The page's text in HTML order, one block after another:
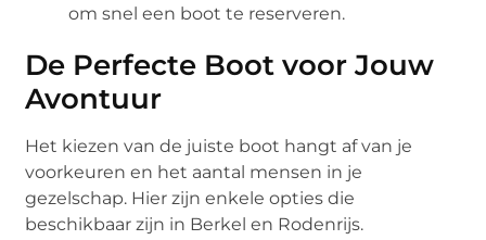
om snel een boot te reserveren.
De Perfecte Boot voor Jouw
Avontuur
Het kiezen van de juiste boot hangt af van je
voorkeuren en het aantal mensen in je
gezelschap. Hier zijn enkele opties die
beschikbaar zijn in Berkel en Rodenrijs.